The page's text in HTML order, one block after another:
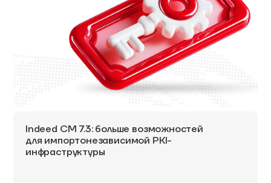
Indeed CM 7.3: больше возможностей
для импортонезависимой PKI-
инфраструктуры